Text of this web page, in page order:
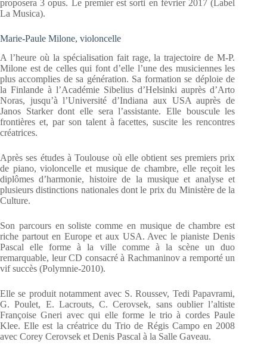
proposera 3 opus. Le premier est sorti en février 2017 (Label
La Musica).
Marie-Paule Milone, violoncelle
A l’heure où la spécialisation fait rage, la trajectoire de M-P.
Milone est de celles qui font d’elle l’une des musiciennes les
plus accomplies de sa génération. Sa formation se déploie de
la Finlande à l’Académie Sibelius d’Helsinki auprès d’Arto
Noras, jusqu’à l’Université d’Indiana aux USA auprès de
Janos Starker dont elle sera l’assistante. Elle bouscule les
frontières et, par son talent à facettes, suscite les rencontres
créatrices.
Après ses études à Toulouse où elle obtient ses premiers prix
de piano, violoncelle et musique de chambre, elle reçoit les
diplômes d’harmonie, histoire de la musique et analyse et
plusieurs distinctions nationales dont le prix du Ministère de la
Culture.
Son parcours en soliste comme en musique de chambre est
riche par­tout en Europe et aux USA. Avec le pianiste Denis
Pascal elle forme à la ville comme à la scène un duo
remarquable, leur CD consacré à Rachmaninov a remporté un
vif succès (Polymnie-2010).
Elle se produit notamment avec S. Roussev, Tedi Papavrami,
G. Poulet, E. Lacrouts, C. Cerovsek, sans oublier l’altiste
Françoise Gneri avec qui elle forme le trio à cordes Paule
Klee. Elle est la créatrice du Trio de Régis Campo en 2008
avec Corey Ce­rovsek et Denis Pascal à la Salle Gaveau.